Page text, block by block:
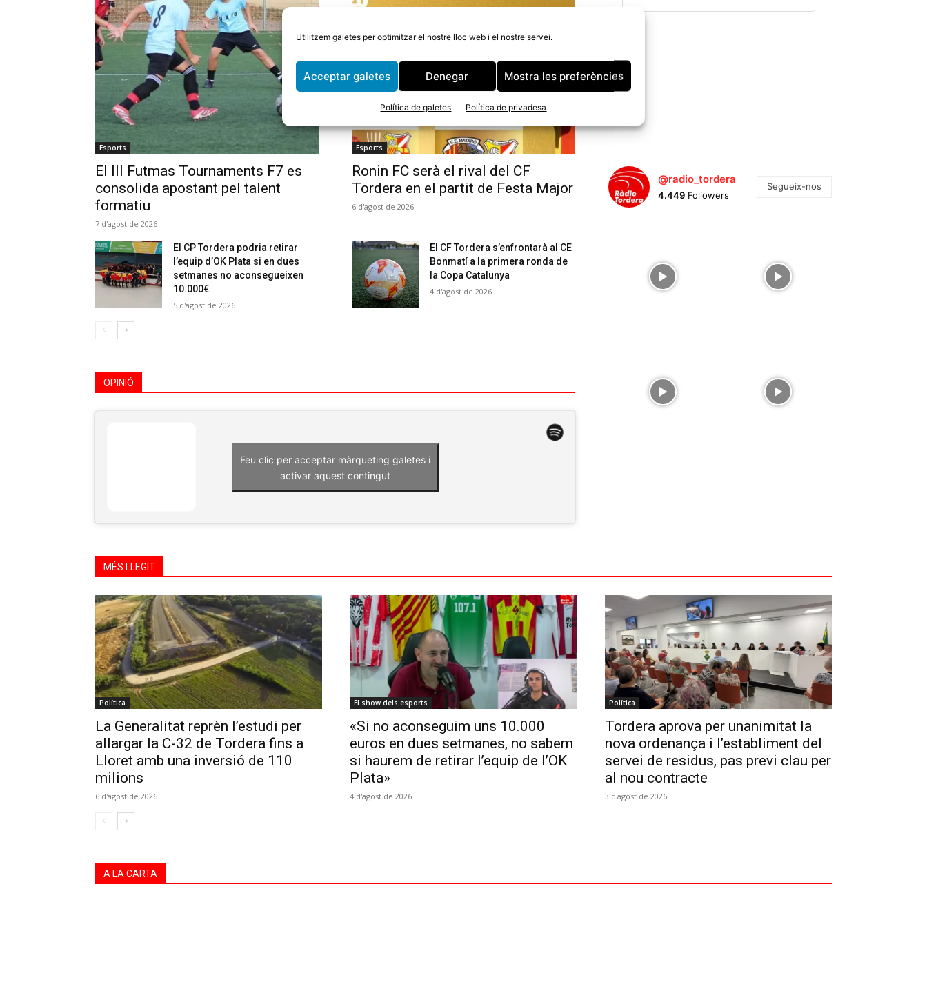
Utilitzem galetes per optimitzar el nostre lloc web i el nostre servei.
Acceptar galetes Denegar Mostra les preferències
Política de galetes Política de privadesa
Esports
El III Futmas Tournaments F7 es
consolida apostant pel talent
formatiu
7 d'agost de 2026
Esports
Ronin FC serà el rival del CF
Tordera en el partit de Festa Major
6 d'agost de 2026
El CP Tordera podria retirar
l’equip d’OK Plata si en dues
setmanes no aconsegueixen
10.000€
5 d'agost de 2026
El CF Tordera s’enfrontarà al CE
Bonmatí a la primera ronda de
la Copa Catalunya
4 d'agost de 2026
OPINIÓ
Feu clic per acceptar màrqueting galetes i
activar aquest contingut
@radio_tordera
4.449 Followers
Segueix-nos
MÉS LLEGIT
Política
La Generalitat reprèn l’estudi per
allargar la C-32 de Tordera fins a
Lloret amb una inversió de 110
milions
6 d'agost de 2026
El show dels esports
«Si no aconseguim uns 10.000
euros en dues setmanes, no sabem
si haurem de retirar l’equip de l’OK
Plata»
4 d'agost de 2026
Política
Tordera aprova per unanimitat la
nova ordenança i l’establiment del
servei de residus, pas previ clau per
al nou contracte
3 d'agost de 2026
A LA CARTA